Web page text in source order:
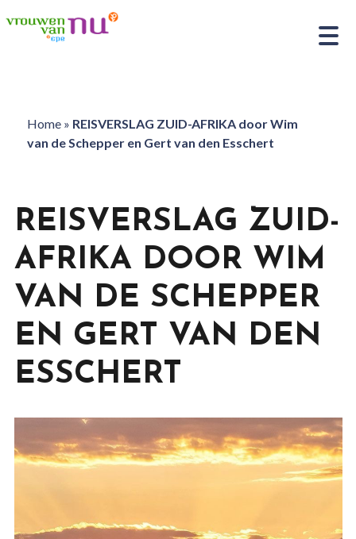
Home» REISVERSLAG ZUID-AFRIKA door Wim
van de Schepper en Gert van den Esschert
REISVERSLAG ZUID-
AFRIKA DOOR WIM
VAN DE SCHEPPER
EN GERT VAN DEN
ESSCHERT